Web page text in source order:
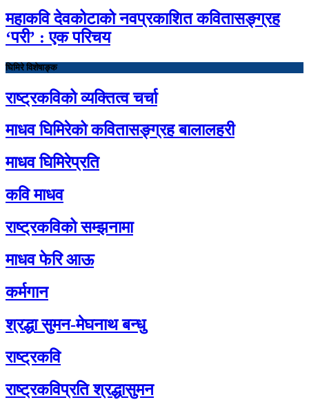
महाकवि देवकोटाको नवप्रकाशित कवितासङ्ग्रह
‘परी’ : एक परिचय
घिमिरे विशेषाङ्क
राष्ट्रकविको व्यक्तित्व चर्चा
माधव घिमिरेको कवितासङ्ग्रह बालालहरी
माधव घिमिरेप्रति
कवि माधव
राष्ट्रकविको सम्झनामा
माधव फेरि आऊ
कर्मगान
श्रद्धा सुमन-मेघनाथ बन्धु
राष्ट्रकवि
राष्ट्रकविप्रति श्रद्धासुमन